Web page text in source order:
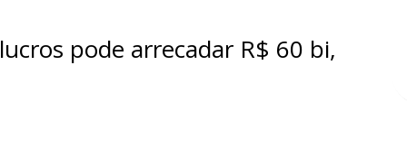
pode arrecadar R$ 60 bi,